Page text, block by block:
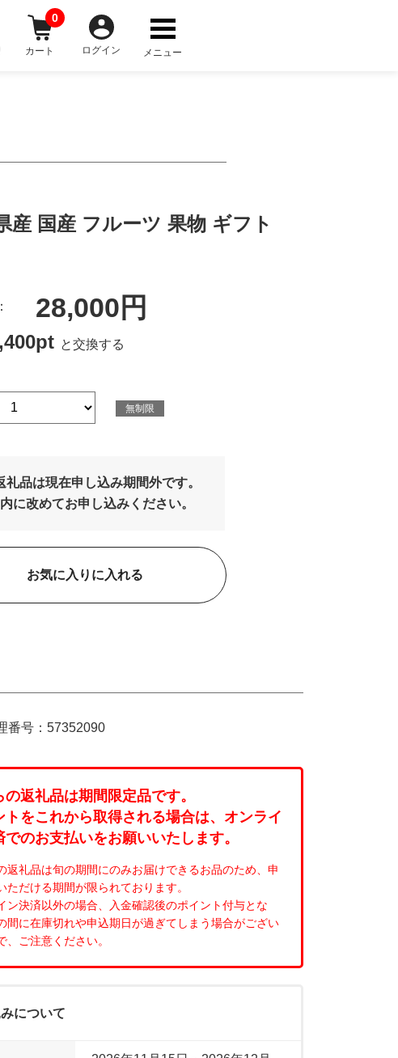
カート
0
ログイン メニュー
産 国産 フルーツ 果物 ギフト
28,000円
と交換する
無制限
礼品は現在申し込み期間外です。
に改めてお申し込みください。
お気に入りに入れる
番号：57352090
の返礼品は期間限定品です。
トをこれから取得される場合は、オンライ
でのお支払いをお願いいたします。
返礼品は旬の期間にのみお届けできるお品のため、申
ただける期間が限られております。
ン決済以外の場合、入金確認後のポイント付与とな
間に在庫切れや申込期日が過ぎてしまう場合がござい
、ご注意ください。
について